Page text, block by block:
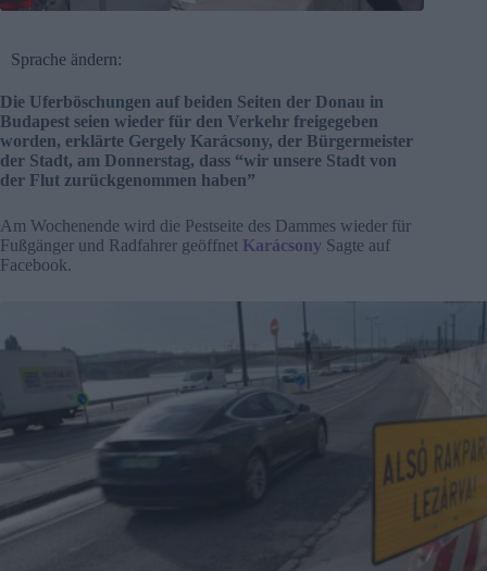
Sprache ändern:
Die Uferböschungen auf beiden Seiten der Donau in
Budapest seien wieder für den Verkehr freigegeben
worden, erklärte Gergely Karácsony, der Bürgermeister
der Stadt, am Donnerstag, dass “wir unsere Stadt von
der Flut zurückgenommen haben”
Am Wochenende wird die Pestseite des Dammes wieder für
Fußgänger und Radfahrer geöffnet Karácsony Sagte auf
Facebook.